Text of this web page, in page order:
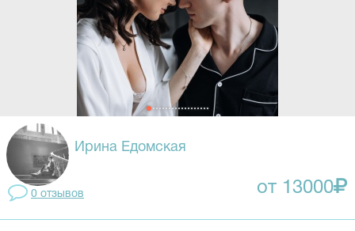
Ирина Едомская
0 отзывов от 13000